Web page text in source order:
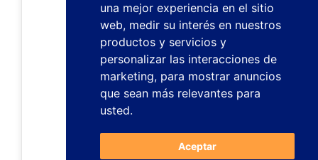
una mejor experiencia en el sitio
web, medir su interés en nuestros
productos y servicios y
personalizar las interacciones de
marketing, para mostrar anuncios
que sean más relevantes para
usted.
Aceptar